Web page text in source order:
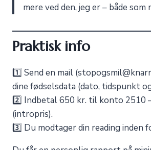
mere ved den, jeg er – både som
Praktisk info
1️⃣ Send en mail
dine fødselsdata (dato, tidspunkt
2️⃣ Indbetal 650 kr. til konto 2510
(intropris).
3️⃣ Du modtager din reading inden